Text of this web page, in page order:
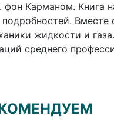
Карманом. Книга
жидкости и
среднего